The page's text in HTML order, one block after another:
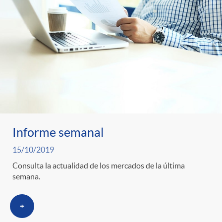
t
i
c
n
i
d
u
b
c
a
d
Informe semanal
15/10/2019
Consulta la actualidad de los mercados de la última
semana.
+